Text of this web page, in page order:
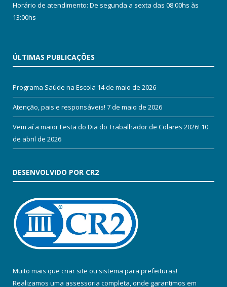
Horário de atendimento: De segunda a sexta das 08:00hs às
13:00hs
ÚLTIMAS PUBLICAÇÕES
Programa Saúde na Escola 14 de maio de 2026
Atenção, pais e responsáveis! 7 de maio de 2026
Vem aí a maior Festa do Dia do Trabalhador de Colares 2026! 10
de abril de 2026
DESENVOLVIDO POR CR2
Muito mais que criar site ou sistema para prefeituras!
Realizamos uma assessoria completa, onde garantimos em